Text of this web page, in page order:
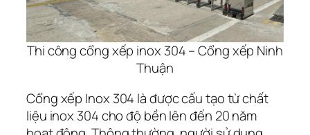
Thi công cổng xếp inox 304 – Cổng xếp Ninh
Thuận
Cổng xếp Inox 304 là được cấu tạo từ chất
liệu inox 304 cho độ bền lên đến 20 năm